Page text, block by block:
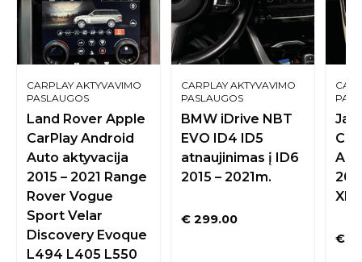
CARPLAY AKTYVAVIMO
PASLAUGOS
Land Rover Apple
CarPlay Android
Auto aktyvacija
2015 – 2021 Range
Rover Vogue
Sport Velar
Discovery Evoque
L494 L405 L550
CARPLAY AKTYVAVIMO
PASLAUGOS
BMW iDrive NBT
EVO ID4 ID5
atnaujinimas į ID6
2015 – 2021m.
€299.00
XD
€